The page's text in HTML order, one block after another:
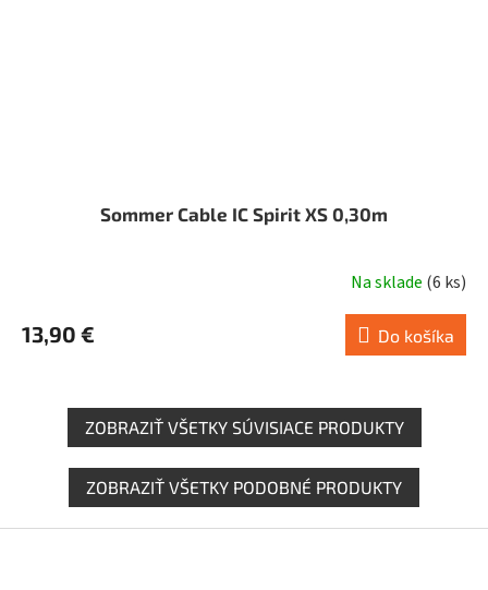
Sommer Cable IC Spirit XS 0,30m
Na sklade (6 ks)
13,90 € Do košíka
ZOBRAZIŤ VŠETKY SÚVISIACE PRODUKTY
ZOBRAZIŤ VŠETKY PODOBNÉ PRODUKTY